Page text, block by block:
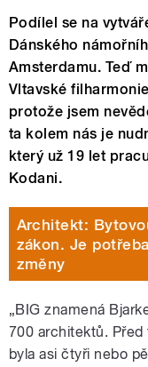
Podílel se na
Dánského
Amsterdamu. Teď
Vltavské
protože jsem
ta kolem nás je
který už 19 let
Kodani.
Architekt:
zákon. Je
změny
„BIG znamená
700 architektů.
byla asi čtyři nebo